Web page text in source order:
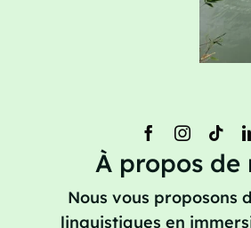
À propos de
Nous vous proposons
linguistiques en